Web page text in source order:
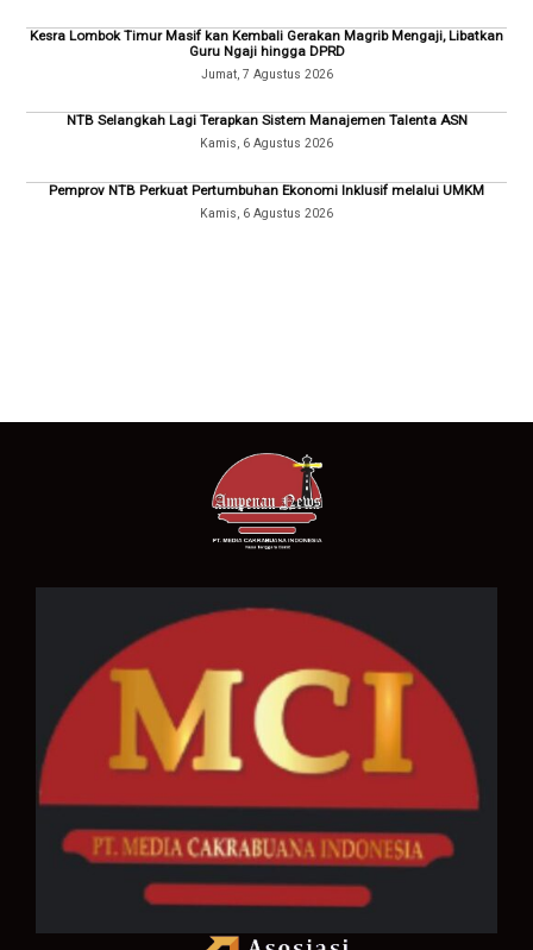
Kesra Lombok Timur Masif kan Kembali Gerakan Magrib Mengaji, Libatkan
Guru Ngaji hingga DPRD
Jumat, 7 Agustus 2026
NTB Selangkah Lagi Terapkan Sistem Manajemen Talenta ASN
Kamis, 6 Agustus 2026
Pemprov NTB Perkuat Pertumbuhan Ekonomi Inklusif melalui UMKM
Kamis, 6 Agustus 2026